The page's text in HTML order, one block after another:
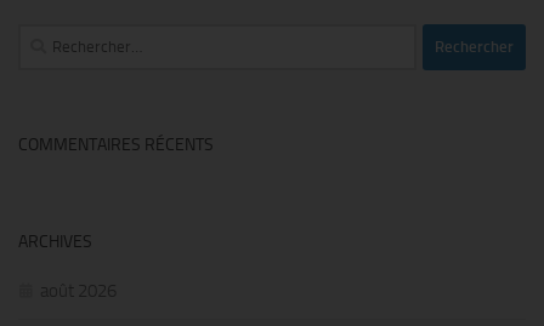
Rechercher :
COMMENTAIRES RÉCENTS
ARCHIVES
août 2026